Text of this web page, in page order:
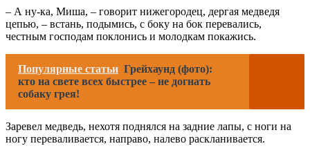
– А ну-ка, Миша, – говорит нижегородец, дергая медведя
цепью, – встань, подымись, с боку на бок перевались,
честным господам поклонись и молодкам покажись.
Популярные статьи Грейхаунд (фото):
кто на свете всех быстрее – не догнать
собаку грея!
Заревел медведь, нехотя поднялся на задние лапы, с ноги на
ногу переваливается, направо, налево раскланивается.